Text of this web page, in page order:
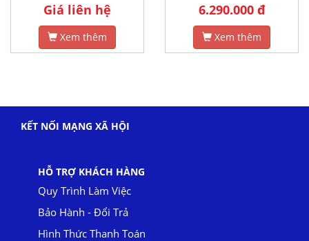
Giá liên hệ
Xem thêm
6.290.000 đ
Xem thêm
KẾT NỐI MẠNG XÃ HỘI
HỖ TRỢ KHÁCH HÀNG
Quy Trình Làm Việc
Bảo Hành - Đổi Trả
Hình Thức Thanh Toán